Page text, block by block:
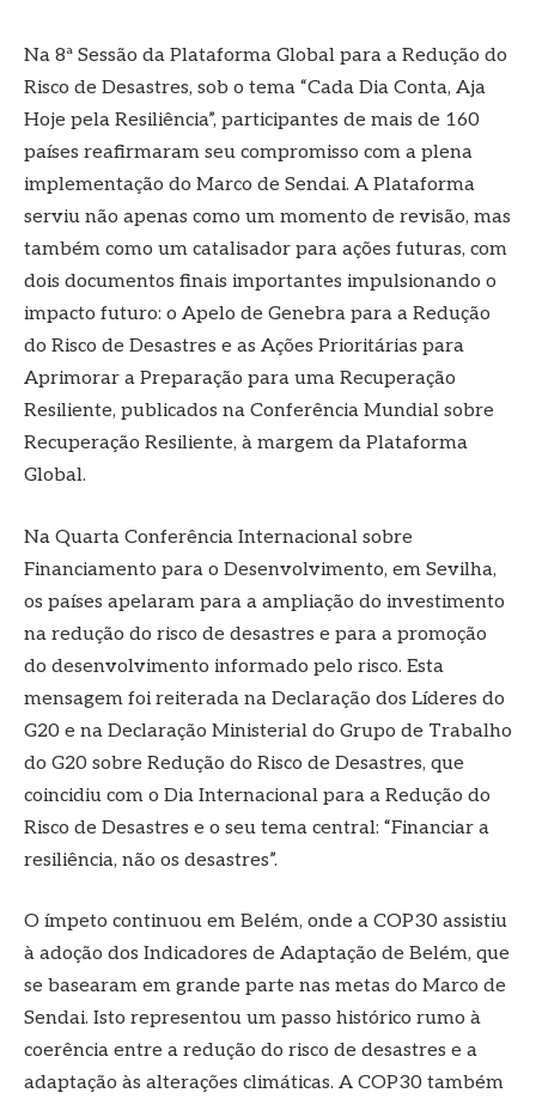
Na 8ª Sessão da Plataforma Global para a Redução do
Risco de Desastres, sob o tema “Cada Dia Conta, Aja
Hoje pela Resiliência”, participantes de mais de 160
países reafirmaram seu compromisso com a plena
implementação do Marco de Sendai. A Plataforma
serviu não apenas como um momento de revisão, mas
também como um catalisador para ações futuras, com
dois documentos finais importantes impulsionando o
impacto futuro: o Apelo de Genebra para a Redução
do Risco de Desastres e as Ações Prioritárias para
Aprimorar a Preparação para uma Recuperação
Resiliente, publicados na Conferência Mundial sobre
Recuperação Resiliente, à margem da Plataforma
Global.
Na Quarta Conferência Internacional sobre
Financiamento para o Desenvolvimento, em Sevilha,
os países apelaram para a ampliação do investimento
na redução do risco de desastres e para a promoção
do desenvolvimento informado pelo risco. Esta
mensagem foi reiterada na Declaração dos Líderes do
G20 e na Declaração Ministerial do Grupo de Trabalho
do G20 sobre Redução do Risco de Desastres, que
coincidiu com o Dia Internacional para a Redução do
Risco de Desastres e o seu tema central: “Financiar a
resiliência, não os desastres”.
O ímpeto continuou em Belém, onde a COP30 assistiu
à adoção dos Indicadores de Adaptação de Belém, que
se basearam em grande parte nas metas do Marco de
Sendai. Isto representou um passo histórico rumo à
coerência entre a redução do risco de desastres e a
adaptação às alterações climáticas. A COP30 também